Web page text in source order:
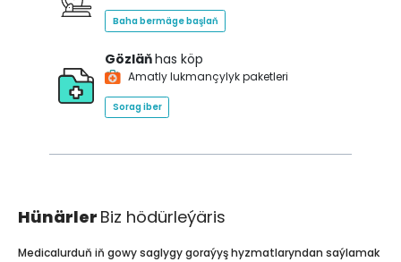
Baha bermäge başlaň
Gözläňhas köp
Amatly lukmançylyk paketleri
Sorag iber
Hünärler Biz hödürleýäris
Medicalurduň iň gowy saglygy goraýyş hyzmatlaryndan saýlamak